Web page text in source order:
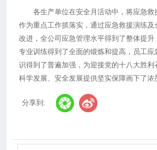
各生产单位在安全月活动中，将应急救
作为重点工作抓落实，通过应急救援演练及
改进，全公司应急管理水平得到了整体提升
专业训练得到了全面的锻炼和提高，员工应
识得到了普遍加强，为迎接党的十八大胜利
科学发展、安全发展提供坚实保障画下了浓
分享到: